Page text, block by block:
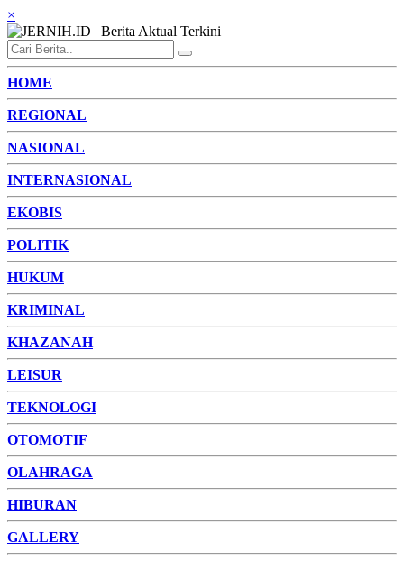
×
HOME
REGIONAL
NASIONAL
INTERNASIONAL
EKOBIS
POLITIK
HUKUM
KRIMINAL
KHAZANAH
LEISUR
TEKNOLOGI
OTOMOTIF
OLAHRAGA
HIBURAN
GALLERY